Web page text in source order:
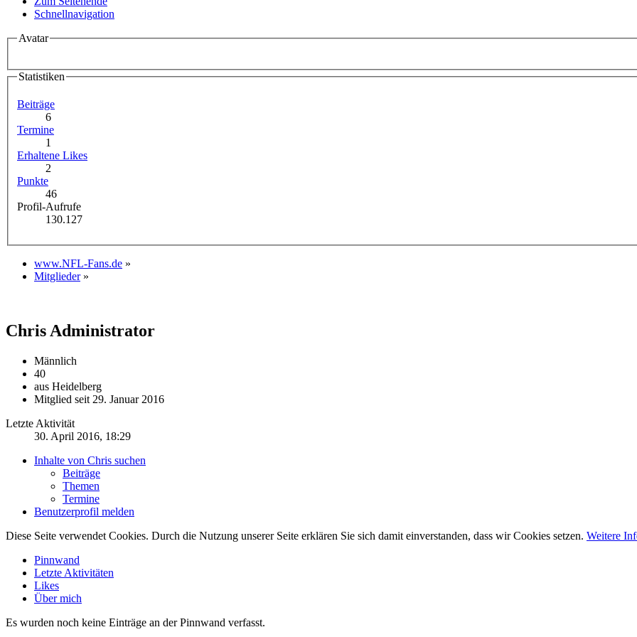
Schnellnavigation
Avatar
Statistiken
Beiträge
6
Termine
1
Erhaltene Likes
2
Punkte
46
Profil-Aufrufe
130.127
www.NFL-Fans.de »
Mitglieder »
Chris Administrator
Männlich
40
aus Heidelberg
Mitglied seit 29. Januar 2016
Letzte Aktivität
30. April 2016, 18:29
Inhalte von Chris suchen
Beiträge
Themen
Termine
Benutzerprofil melden
Diese Seite verwendet Cookies. Durch die Nutzung unserer Seite erklären Sie sich damit einverstanden, dass wir Cookies setzen. Weitere
Pinnwand
Letzte Aktivitäten
Likes
Über mich
Es wurden noch keine Einträge an der Pinnwand verfasst.